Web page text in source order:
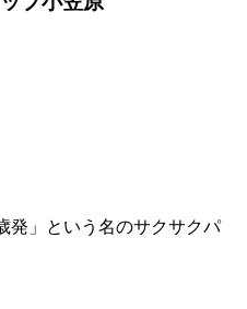
発」という名のサクサクパ